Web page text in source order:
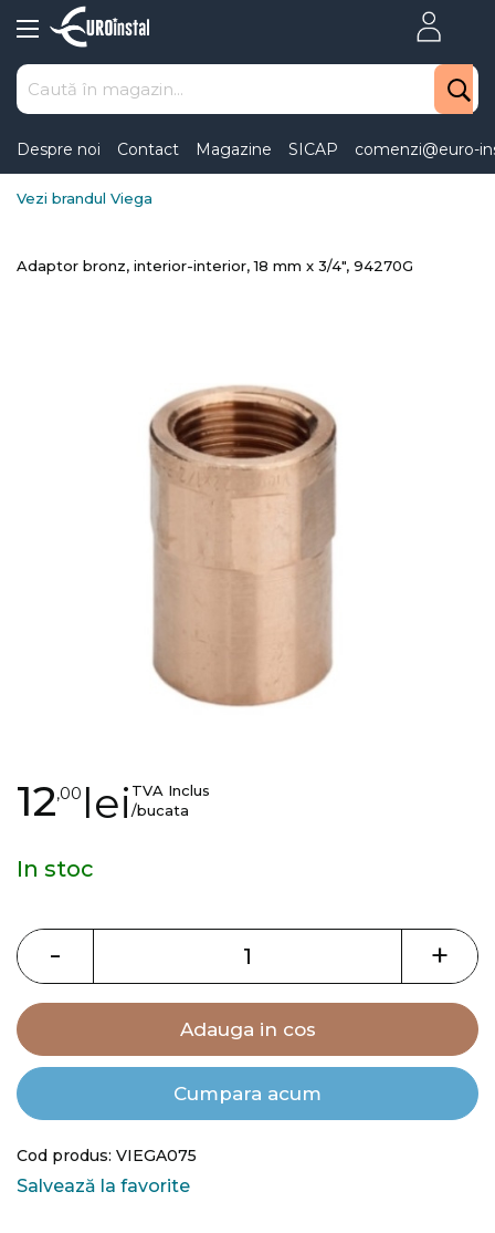
to
Content
Despre noi Contact Magazine SICAP comenzi@euro-
Vezi brandul Viega
Adaptor bronz, interior-interior, 18 mm x 3/4", 94270G
Skip
beginning
images
gallery
12,00 leiTVA Inclus
/bucata
In stoc
- +
Adauga in cos
Cumpara acum
Cod produs: VIEGA075
Salvează la favorite